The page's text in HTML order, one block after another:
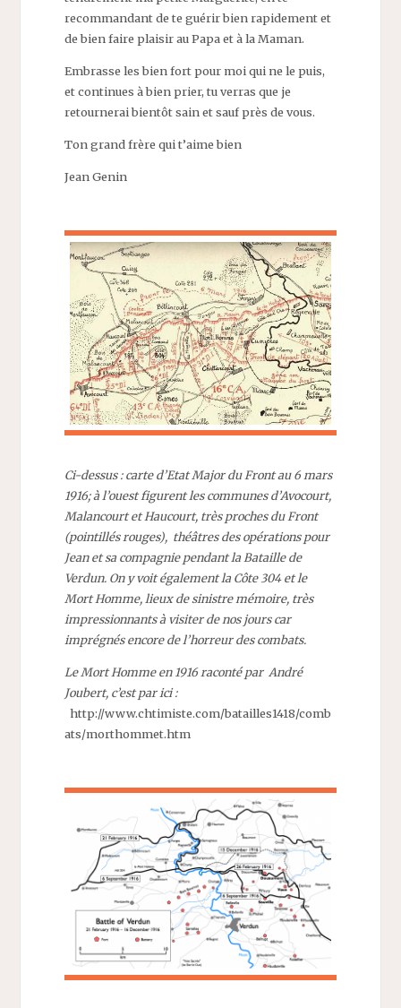
recommandant de te guérir bien rapidement et
de bien faire plaisir au Papa et à la Maman.
Embrasse les bien fort pour moi qui ne le puis,
et continues à bien prier, tu verras que je
retournerai bientôt sain et sauf près de vous.
Ton grand frère qui t’aime bien
Jean Genin
Ci-dessus : carte d’Etat Major du Front au 6 mars
1916; à l’ouest figurent les communes d’Avocourt,
Malancourt et Haucourt, très proches du Front
(pointillés rouges), théâtres des opérations pour
Jean et sa compagnie pendant la Bataille de
Verdun. On y voit également la Côte 304 et le
Mort Homme, lieux de sinistre mémoire, très
impressionnants à visiter de nos jours car
imprégnés encore de l’horreur des combats.
Le Mort Homme en 1916 raconté par André
Joubert, c’est par ici :
http://www.chtimiste.com/batailles1418/comb
ats/morthommet.htm